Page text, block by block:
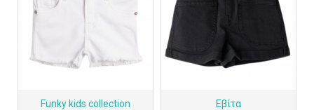
Funky kids collection Εβίτα